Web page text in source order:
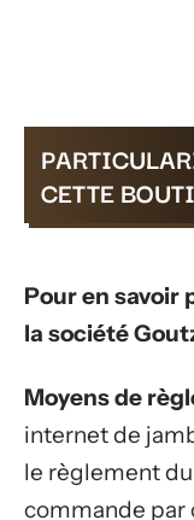
CETTE
Pour en savoir
la société
Moyens de
internet de
le règlement
commande par